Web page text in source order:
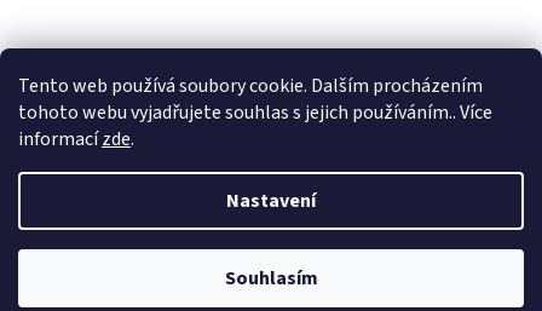
Tento web používá soubory cookie. Dalším procházením
tohoto webu vyjadřujete souhlas s jejich používáním.. Více
informacízde.
Nastavení
Souhlasím
Copyright 2026Kapka pro život-Terapeutické ladičky. Všechna
práva vyhrazena.